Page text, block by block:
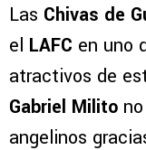
Las Chivas de
el LAFC en uno
atractivos de
Gabriel Milito
angelinos